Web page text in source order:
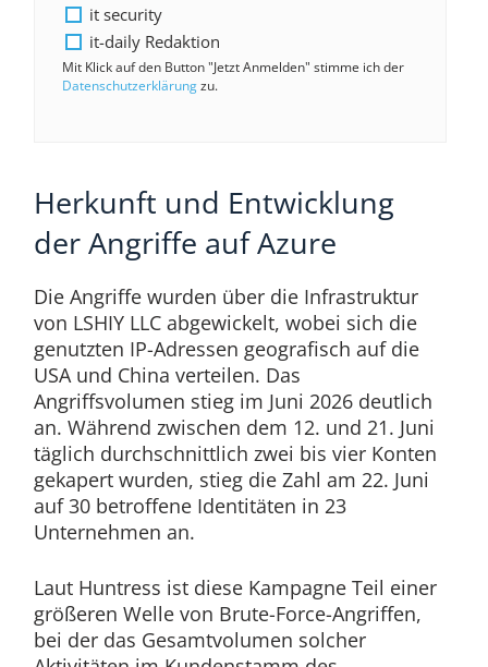
it security
it-daily Redaktion
Mit Klick auf den Button "Jetzt Anmelden" stimme ich der
Datenschutzerklärungzu.
Herkunft und Entwicklung
der Angriffe auf Azure
Die Angriffe wurden über die Infrastruktur
von LSHIY LLC abgewickelt, wobei sich die
genutzten IP-Adressen geografisch auf die
USA und China verteilen. Das
Angriffsvolumen stieg im Juni 2026 deutlich
an. Während zwischen dem 12. und 21. Juni
täglich durchschnittlich zwei bis vier Konten
gekapert wurden, stieg die Zahl am 22. Juni
auf 30 betroffene Identitäten in 23
Unternehmen an.
Laut Huntress ist diese Kampagne Teil einer
größeren Welle von Brute-Force-Angriffen,
bei der das Gesamtvolumen solcher